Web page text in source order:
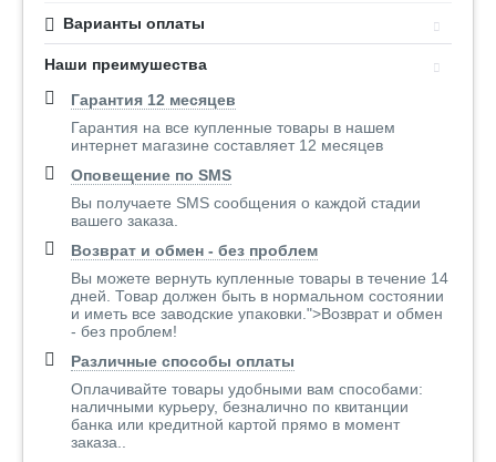
Варианты оплаты
Наши преимушества
Гарантия 12 месяцев
Гарантия на все купленные товары в нашем
интернет магазине составляет 12 месяцев
Оповещение по SMS
Вы получаете SMS сообщения о каждой стадии
вашего заказа.
Возврат и обмен - без проблем
Вы можете вернуть купленные товары в течение 14
дней. Товар должен быть в нормальном состоянии
и иметь все заводские упаковки.">Возврат и обмен
- без проблем!
Различные способы оплаты
Оплачивайте товары удобными вам способами:
наличными курьеру, безналично по квитанции
банка или кредитной картой прямо в момент
заказа..